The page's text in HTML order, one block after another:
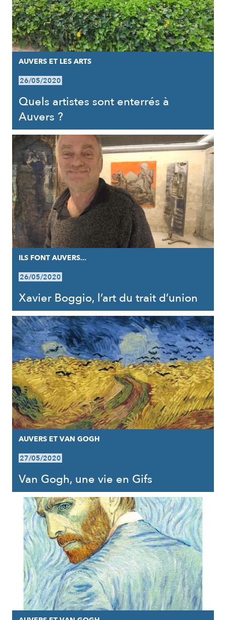
AUVERS ET LES ARTS
26/05/2020
Quels artistes sont enterrés à
Auvers ?
ILS FONT AUVERS...
26/05/2020
Xavier Boggio, l’art du trait d’union
AUVERS ET VAN GOGH
27/05/2020
Van Gogh, une vie en Gifs